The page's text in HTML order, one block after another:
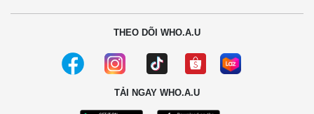
THEO DÕI WHO.A.U
TẢI NGAY WHO.A.U